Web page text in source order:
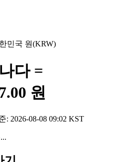
민국 원(KRW)
다=
원
: 2026-08-08 09:02 KST